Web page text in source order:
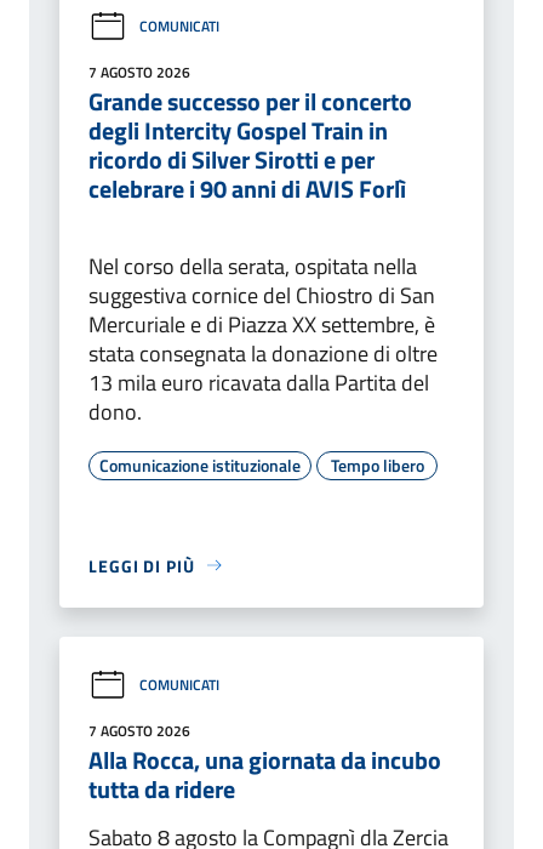
COMUNICATI
7 AGOSTO 2026
Grande successo per il concerto
degli Intercity Gospel Train in
ricordo di Silver Sirotti e per
celebrare i 90 anni di AVIS Forlì
Nel corso della serata, ospitata nella
suggestiva cornice del Chiostro di San
Mercuriale e di Piazza XX settembre, è
stata consegnata la donazione di oltre
13 mila euro ricavata dalla Partita del
dono.
Comunicazione istituzionale Tempo libero
LEGGI DI PIÙ
COMUNICATI
7 AGOSTO 2026
Alla Rocca, una giornata da incubo
tutta da ridere
Sabato 8 agosto la Compagnì dla Zercia